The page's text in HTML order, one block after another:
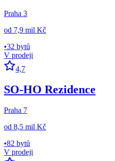
Praha 3
od 7,9 mil Kč
•32 bytů
V prodeji
4,7
SO-HO Rezidence
Praha 7
od 8,5 mil Kč
•82 bytů
V prodeji